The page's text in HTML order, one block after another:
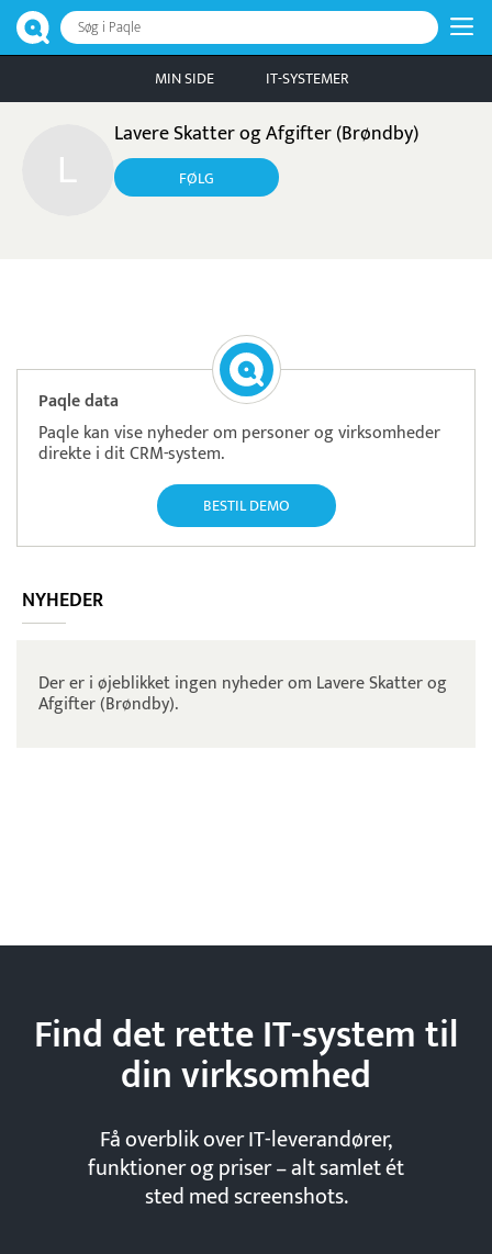
Søg i Paqle
MIN SIDE IT-SYSTEMER
Lavere Skatter og Afgifter (Brøndby)
FØLG
Paqle data
Paqle kan vise nyheder om personer og virksomheder
direkte i dit CRM-system.
BESTIL DEMO
NYHEDER
Der er i øjeblikket ingen nyheder om Lavere Skatter og
Afgifter (Brøndby).
Find det rette IT-system til
dinvirksomhed
Få overblik over IT-leverandører,
funktioner og priser – alt samlet ét
sted med screenshots.